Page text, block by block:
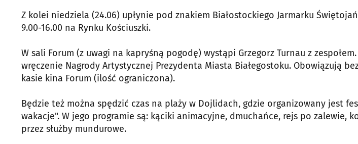
Z kolei niedziela (24.06) upłynie pod znakiem Białostockiego Jarmarku
9.00-16.00 na Rynku Kościuszki.
W sali Forum (z uwagi na kapryśną pogodę) wystąpi Grzegorz Turnau z
wręczenie Nagrody Artystycznej Prezydenta Miasta Białegostoku. Obowiązują
kasie kina Forum (ilość ograniczona).
Będzie też można spędzić czas na plaży w Dojlidach, gdzie organizowany jest
wakacje". W jego programie są: kąciki animacyjne, dmuchańce, rejs po zalewie,
przez służby mundurowe.